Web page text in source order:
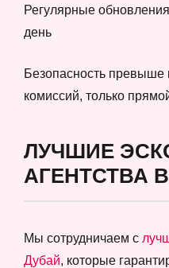
Регулярные
день
Безопасность превыше
комиссий, только
ЛУЧШИЕ
АГЕНТСТВА
Мы сотрудничаем с
Дубай, которые